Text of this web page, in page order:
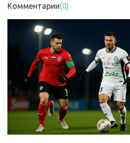
Комментарии(0)